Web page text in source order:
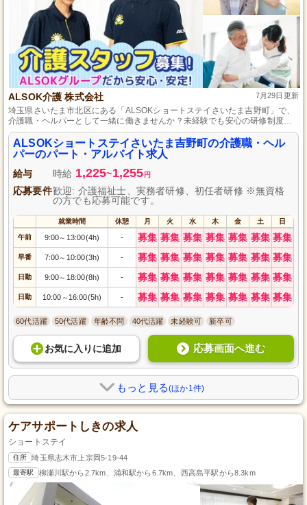
ALSOK介護 株式会社 7月29日更新
埼玉県さいたま市北区にある「ALSOKショートステイさいたま吉野町」で、
介護職・ヘルパーとして一緒に働きませんか？未経験でも安心の研修制度が
あり、優しさと思いやりを持った方を歓迎します。利用者様に安心と笑顔を
届ける温かな環境で、やりがいを感じられる仕事です。日々の中で成長を実
感し、共に「ほっと」する時間を作り出すチームの一員となってください。
ALSOKショートステイさいたま吉野町の介護職・ヘル
パーのパート・アルバイト求人
給与 時給 1,225~1,255 円
応募要件歓迎: 介護福祉士、実務者研修、初任者研修 ※無資格
の方でも応募可能です。
就業時間 休憩 月 火 水 木 金 土 日
午前 9:00～ 13:00(4h) - 募集 募集 募集 募集 募集 募集 募集
早番 7:00～ 10:00(3h) - 募集 募集 募集 募集 募集 募集 募集
日勤 9:00～ 18:00(8h) - 募集 募集 募集 募集 募集 募集 募集
日勤 10:00 ～ 16:00(5h) - 募集 募集 募集 募集 募集 募集 募集
60代活躍 50代活躍 年齢不問 40代活躍 未経験可 新卒可
お気に入り に追加 応募画面へ進む
もっと見る(ほか1件)
ケアサポートしきの求人
ショートステイ
住所 埼玉県志木市上宗岡5-19-44
最寄駅 柳瀬川駅から2.7km、浦和駅から6.7km、西高島平駅から8.3km